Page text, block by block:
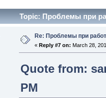
Topic: Проблемы при
Re: Проблемы при
« Reply #7 on: March 28,
Quote from:
PM